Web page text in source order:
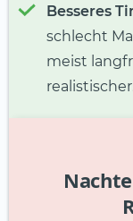
Besseres
schlecht
meist